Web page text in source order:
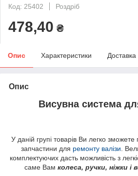
Код: 25402
Роздріб
478,40 ₴
Опис Характеристики Доставка
Опис
Висувна система
У даній групі товарів Ви легко зможете
запчастини для ремонту валізи .
комплектуючих дасть можливість з
саме Вам колеса, ручки, ніжки і